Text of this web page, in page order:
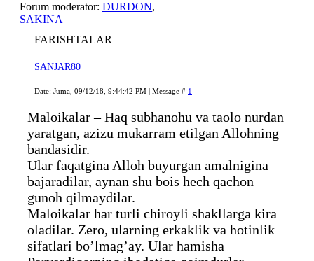
Forum moderator: DURDON,
SAKINA
FARISHTALAR
SANJAR80
Date: Juma, 09/12/18, 9:44:42 PM | Message # 1
Maloikalar – Haq subhanohu va taolo nurdan
yaratgan, azizu mukarram etilgan Allohning
bandasidir.
Ular faqatgina Alloh buyurgan amalnigina
bajaradilar, aynan shu bois hech qachon
gunoh qilmaydilar.
Maloikalar har turli chiroyli shakllarga kira
oladilar. Zero, ularning erkaklik va hotinlik
sifatlari bo’lmag’ay. Ular hamisha